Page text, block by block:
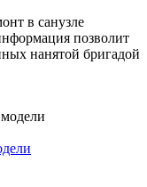
в санузле
позволит
нанятой бригадой